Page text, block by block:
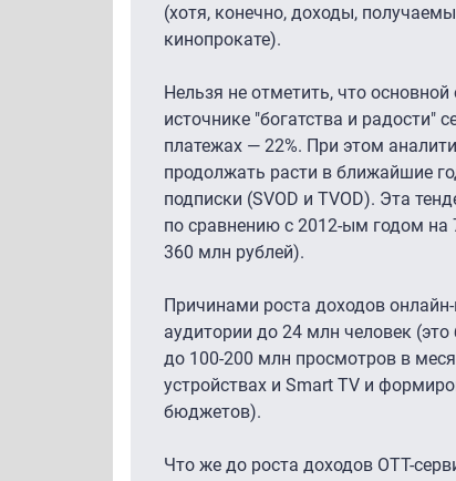
(хотя, конечно, доходы,
кинопрокате).
Нельзя не отметить, что
источнике "богатства и радости"
платежах — 22%. При этом
продолжать расти в ближайшие
подписки (SVOD и TVOD). Эта
по сравнению с 2012-ым годом на
360 млн рублей).
Причинами роста доходов
аудитории до 24 млн человек (это
до 100-200 млн просмотров в
устройствах и Smart TV и
бюджетов).
Что же до роста доходов OTT-